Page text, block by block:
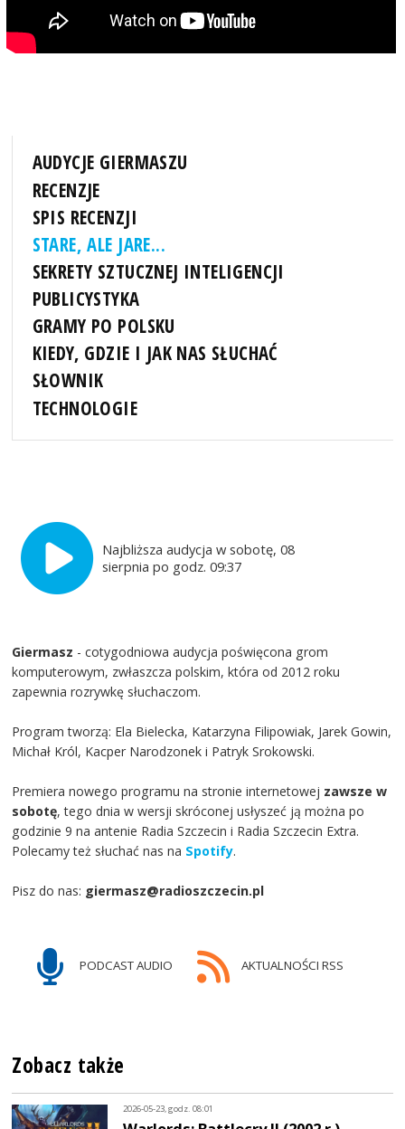
AUDYCJE GIERMASZU
RECENZJE
SPIS RECENZJI
STARE, ALE JARE...
SEKRETY SZTUCZNEJ INTELIGENCJI
PUBLICYSTYKA
GRAMY PO POLSKU
KIEDY, GDZIE I JAK NAS SŁUCHAĆ
SŁOWNIK
TECHNOLOGIE
Najbliższa audycja w sobotę, 08
sierpnia po godz. 09:37
Giermasz - cotygodniowa audycja poświęcona grom
komputerowym, zwłaszcza polskim, która od 2012 roku
zapewnia rozrywkę słuchaczom.
Program tworzą: Ela Bielecka, Katarzyna Filipowiak, Jarek Gowin,
Michał Król, Kacper Narodzonek i Patryk Srokowski.
Premiera nowego programu na stronie internetowej zawsze w
sobotę, tego dnia w wersji skróconej usłyszeć ją można po
godzinie 9 na antenie Radia Szczecin i Radia Szczecin Extra.
Polecamy też słuchać nas na Spotify.
Pisz do nas: giermasz@radioszczecin.pl
PODCAST AUDIO AKTUALNOŚCI RSS
Zobacz także
2026-05-23, godz. 08:01